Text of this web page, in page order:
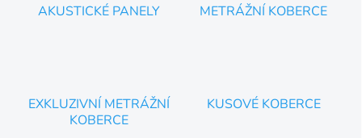
AKUSTICKÉ PANELY METRÁŽNÍ KOBERCE
EXKLUZIVNÍ METRÁŽNÍ
KOBERCE
KUSOVÉ KOBERCE